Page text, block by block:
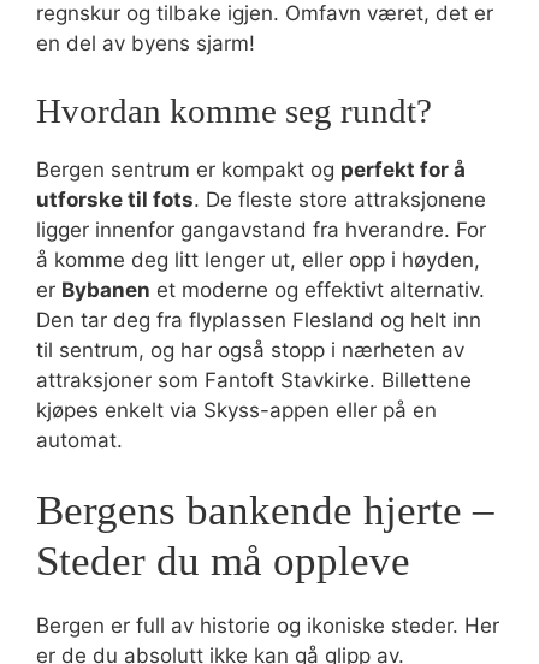
regnskur og tilbake igjen. Omfavn været, det er
en del av byens sjarm!
Hvordan komme seg rundt?
Bergen sentrum er kompakt og perfekt for å
utforske til fots. De fleste store attraksjonene
ligger innenfor gangavstand fra hverandre. For
å komme deg litt lenger ut, eller opp i høyden,
er Bybanen et moderne og effektivt alternativ.
Den tar deg fra flyplassen Flesland og helt inn
til sentrum, og har også stopp i nærheten av
attraksjoner som Fantoft Stavkirke. Billettene
kjøpes enkelt via Skyss-appen eller på en
automat.
Bergens bankende hjerte –
Steder du må oppleve
Bergen er full av historie og ikoniske steder. Her
er de du absolutt ikke kan gå glipp av.